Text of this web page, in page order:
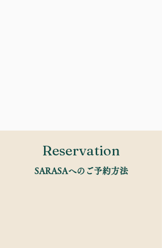
Reservation
SARASAへのご予約方法